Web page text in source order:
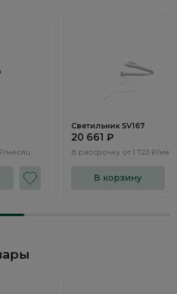
₽/месяц
Светильник SV167
20 661 ₽
В рассрочку от 1 722 ₽/
В корзину